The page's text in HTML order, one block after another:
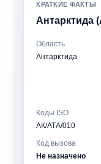
КРАТКИЕ ФАКТЫ
Антарктида
Область
Антарктида
Коды ISO
АК/АТА/010
Код вызова
Не назначено